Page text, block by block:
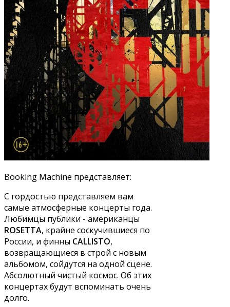
Booking Machine представляет:
С гордостью представляем вам
самые атмосферные концерты года.
Любимцы публики - американцы
ROSETTA, крайне соскучившиеся по
России, и финны CALLISTO,
возвращающиеся в строй с новым
альбомом, сойдутся на одной сцене.
Абсолютный чистый космос. Об этих
концертах будут вспоминать очень
долго.